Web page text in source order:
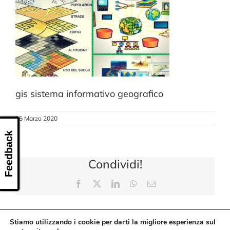
CONTATTI
gis sistema informativo geografico
25 Marzo 2020
Condividi!
Facebook LinkedInWhatsApp
Email
Stiamo utilizzando i cookie per darti la migliore esperienza sul
Feedback